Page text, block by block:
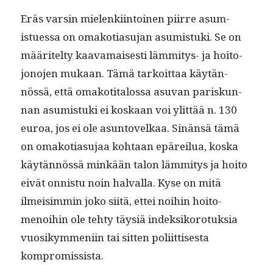
Eräs varsin mie­lenki­in­toinen piirre asum­
istues­sa on omako­ti­a­su­jan asum­is­tu­ki. Se on
määritel­ty kaava­mais­es­ti läm­mi­tys- ja hoito­
jono­jen mukaan. Tämä tarkoit­taa käytän­
nössä, että omakoti­talos­sa asu­van pariskun­
nan asum­is­tu­ki ei koskaan voi ylit­tää n. 130
euroa, jos ei ole asun­tovelkaa. Sinän­sä tämä
on omako­ti­a­su­jaa kohtaan epäreilua, kos­ka
käytän­nössä minkään talon läm­mi­tys ja hoito
eivät onnis­tu noin hal­val­la. Kyse on mitä
ilmeisim­min joko siitä, ettei noi­hin hoit­o­
menoi­hin ole tehty täysiä indek­siko­ro­tuk­sia
vuosikym­meni­in tai sit­ten poli­it­tis­es­ta
kompromissista.